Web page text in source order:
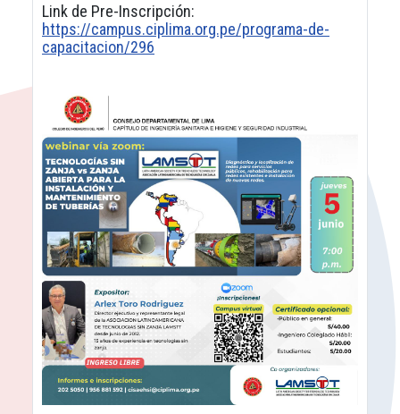
Link de Pre-Inscripción:
https://campus.ciplima.org.pe/programa-de-
capacitacion/296